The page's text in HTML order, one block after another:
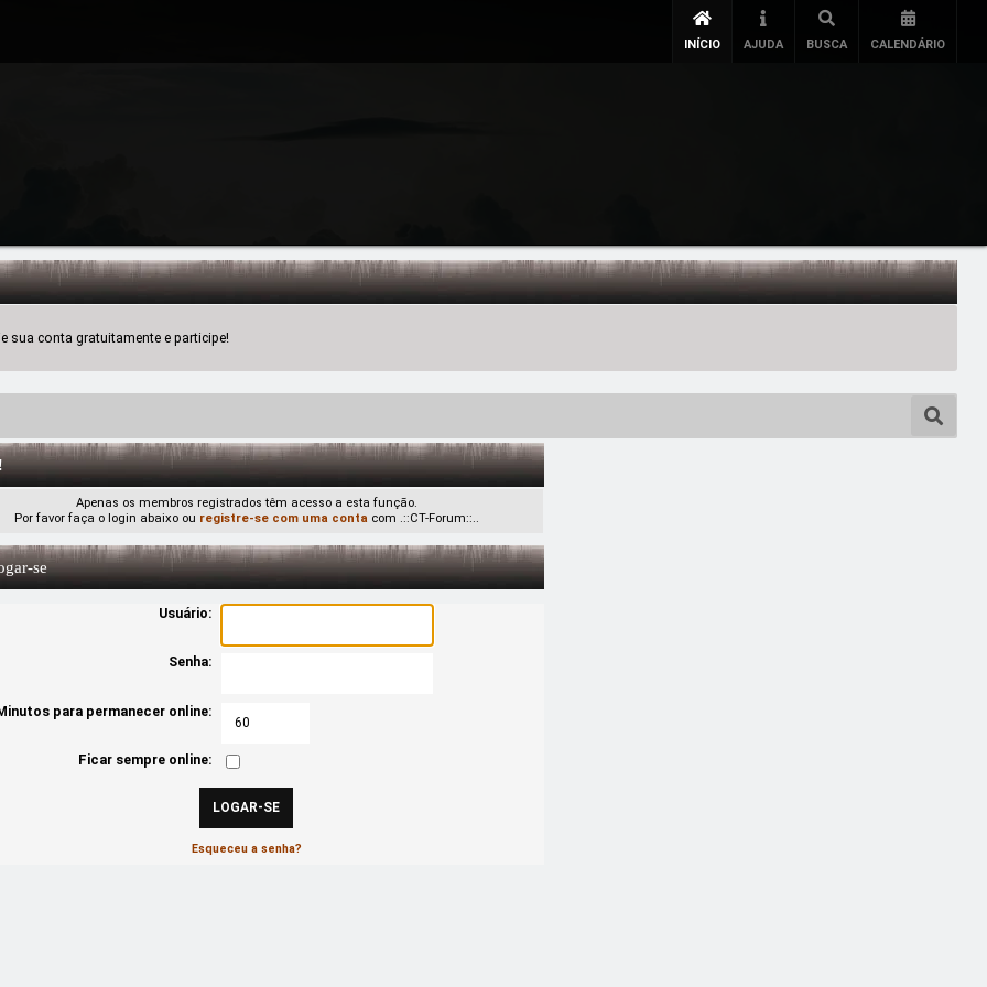
INÍCIO AJUDA BUSCA CALENDÁRIO
conta gratuitamente e participe!
Apenas os membros registrados têm acesso a esta função.
Por favor faça o login abaixo ou registre-se com uma conta com .::CT-Forum::..
se
Usuário:
Senha:
para permanecer online:
Ficar sempre online:
Esqueceu a senha?